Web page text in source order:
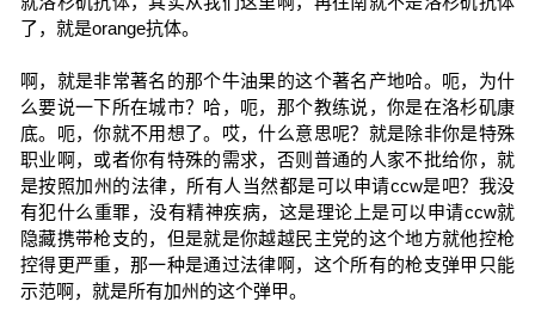
了，就是orange抗体。
啊，就是非常著名的那个牛油果的这个著名产地哈。呃，为什
么要说一下所在城市？哈，呃，那个教练说，你是在洛杉矶康
底。呃，你就不用想了。哎，什么意思呢？就是除非你是特殊
职业啊，或者你有特殊的需求，否则普通的人家不批给你，就
是按照加州的法律，所有人当然都是可以申请ccw是吧？我没
有犯什么重罪，没有精神疾病，这是理论上是可以申请ccw就
隐藏携带枪支的，但是就是你越越民主党的这个地方就他控枪
控得更严重，那一种是通过法律啊，这个所有的枪支弹甲只能
示范啊，就是所有加州的这个弹甲。